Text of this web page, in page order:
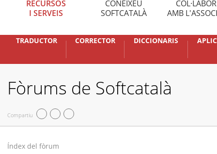
RECURSOS
I SERVEIS
CONEIXEU
SOFTCATALÀ
AMB
TRADUCTOR CORRECTOR DICCIONARIS
Fòrums de Softcatalà
Compartiu
Índex del fòrum